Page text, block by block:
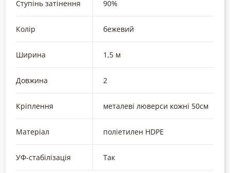
Ступінь затінення 90%
Колір бежевий
Ширина 1,5 м
Довжина 2
Кріплення металеві люверси кожні 50см
Матеріал поліетилен HDPE
УФ-стабілізація Так